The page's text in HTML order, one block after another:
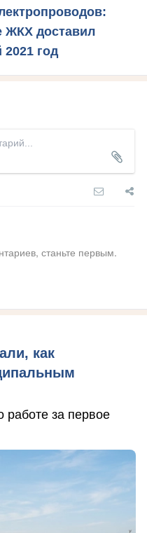
ЖКХ доставил
год
станьте первым.
как
работе за первое